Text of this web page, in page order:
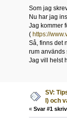
Som jag
Nu har jag
Jag kommer
( https://
Så, finns det
rum används
Jag vill helst
SV:
l) och
« Svar #1